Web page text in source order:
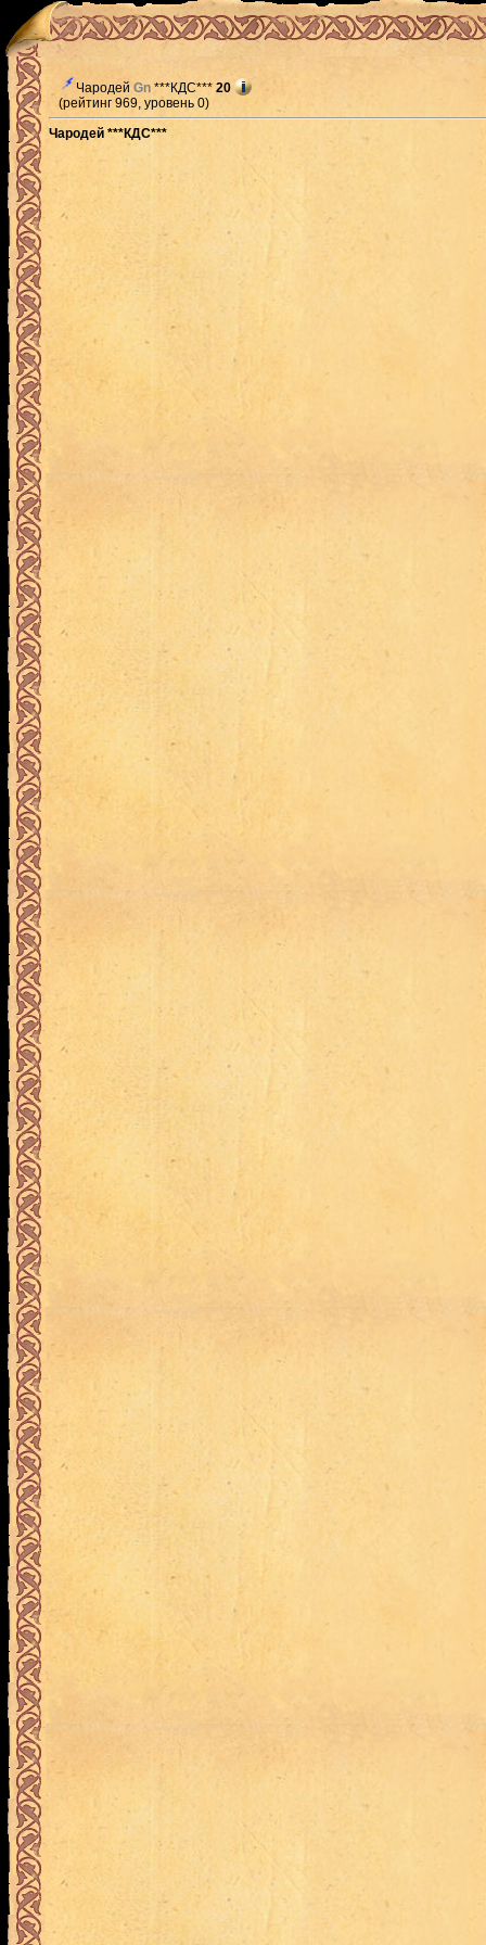
Чародей Gn ***КДС*** 20
(рейтинг 969, уровень 0)
Чародей ***КДС***